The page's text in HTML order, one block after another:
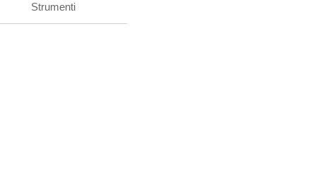
Strumenti